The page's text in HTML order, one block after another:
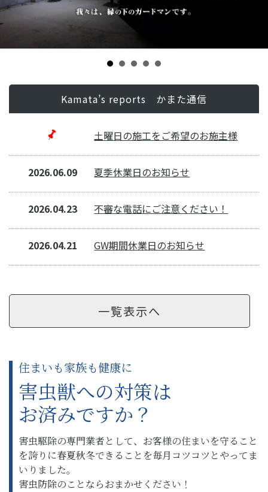
Kamata’s reports かまた通信
土曜日の施工をご希望のお施主様
2026.06.09
夏季休業日のお知らせ
2026.04.23 不審な電話にご注意ください！
2026.04.21 GW期間休業日のお知らせ
一覧表示へ
住まいも家族も健康に
害虫獣への対策は
お済みですか？
害虫駆除の専門業者として、お客様の住まいを守ること
を誇りに春夏秋冬できることを毎月コツコツとやってま
いりました。
害虫防除のことならおまかせください！